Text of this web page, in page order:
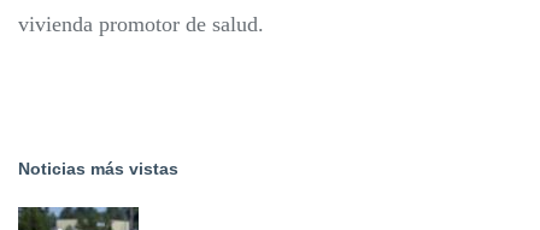
vivienda promotor de salud.
Noticias más vistas